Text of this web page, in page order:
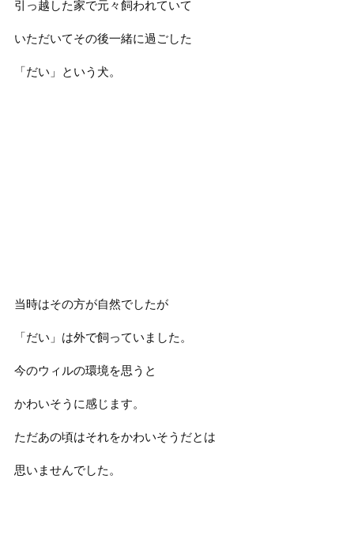
引っ越した家で元々飼われていて
いただいてその後一緒に過ごした
「だい」という犬。
当時はその方が自然でしたが
「だい」は外で飼っていました。
今のウィルの環境を思うと
かわいそうに感じます。
ただあの頃はそれをかわいそうだとは
思いませんでした。